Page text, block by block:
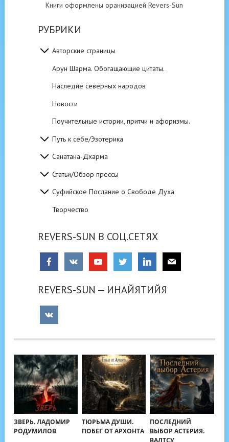
Книги оформлены оранизацией Revers-Sun
РУБРИКИ
Авторские страницы
Арун Шарма. Обогащающие цитаты.
Наследие северных народов
Новости
Поучительные истории, притчи и афоризмы.
Путь к себе/Эзотерика
Санатана-Дхарма
Статьи/Обзор прессы
Суфийское Послание о Свободе Духа
Творчество
REVERS-SUN В СОЦ.СЕТЯХ
REVERS-SUN — ИНАЙЯТИЙЯ
ЗВЕРЬ. ЛАДОМИР
РОДУМИЛОВ
ТЮРЬМА ДУШИ.
ПОБЕГ ОТ АРХОНТА
ПОСЛЕДНИЙ
ВЫБОР АСТЕРИЯ.